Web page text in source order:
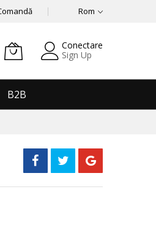
Rom
Conectare
Sign Up
B2B